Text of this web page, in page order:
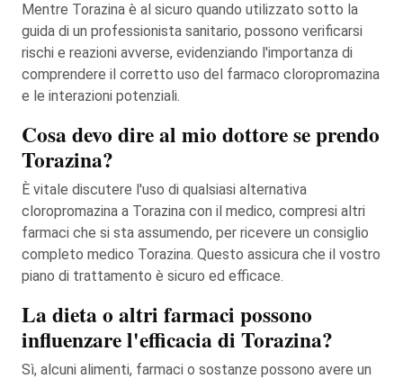
Mentre Torazina è al sicuro quando utilizzato sotto la
guida di un professionista sanitario, possono verificarsi
rischi e reazioni avverse, evidenziando l'importanza di
comprendere il corretto uso del farmaco cloropromazina
e le interazioni potenziali.
Cosa devo dire al mio dottore se prendo
Torazina?
È vitale discutere l'uso di qualsiasi alternativa
cloropromazina a Torazina con il medico, compresi altri
farmaci che si sta assumendo, per ricevere un consiglio
completo medico Torazina. Questo assicura che il vostro
piano di trattamento è sicuro ed efficace.
La dieta o altri farmaci possono
influenzare l'efficacia di Torazina?
Sì, alcuni alimenti, farmaci o sostanze possono avere un